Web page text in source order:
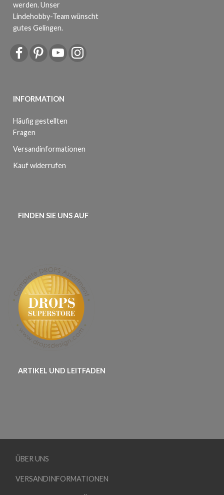
werden. Unser
Lindehobby-Team wünscht
gutes Gelingen.
INFORMATION
Häufig gestellten
Fragen
Versandinformationen
Kauf widerrufen
FINDEN SIE UNS AUF
ARTIKEL UND LEITFADEN
ÜBER UNS
VERSANDINFORMATIONEN